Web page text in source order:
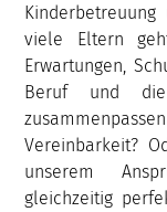
viele Eltern
Erwartungen,
Beruf und die
Vereinbarkeit?
unserem
gleichzeitig